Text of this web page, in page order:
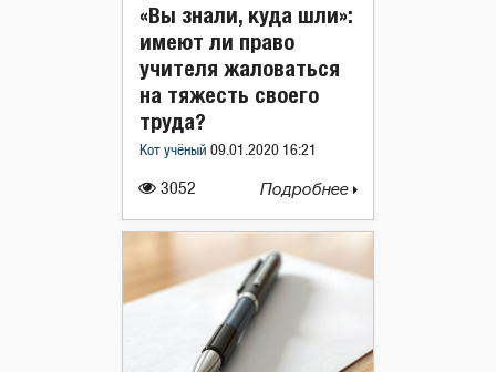
3052
«Вы знали, куда шли»:
имеют ли право
учителя жаловаться
на тяжесть своего
труда?
Кот учёный 09.01.2020 16:21
Подробнее